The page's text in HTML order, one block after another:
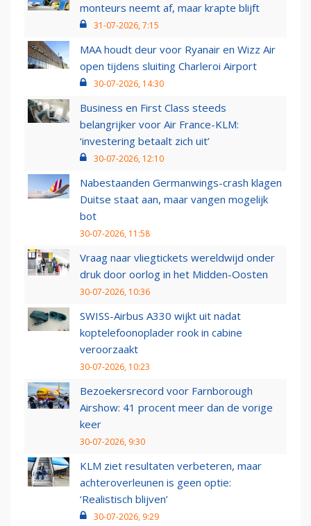
monteurs neemt af, maar krapte blijft
31-07-2026, 7:15
MAA houdt deur voor Ryanair en Wizz Air
open tijdens sluiting Charleroi Airport
30-07-2026, 14:30
Business en First Class steeds
belangrijker voor Air France-KLM:
‘investering betaalt zich uit’
30-07-2026, 12:10
Nabestaanden Germanwings-crash klagen
Duitse staat aan, maar vangen mogelijk
bot
30-07-2026, 11:58
Vraag naar vliegtickets wereldwijd onder
druk door oorlog in het Midden-Oosten
30-07-2026, 10:36
SWISS-Airbus A330 wijkt uit nadat
koptelefoonoplader rook in cabine
veroorzaakt
30-07-2026, 10:23
Bezoekersrecord voor Farnborough
Airshow: 41 procent meer dan de vorige
keer
30-07-2026, 9:30
KLM ziet resultaten verbeteren, maar
achteroverleunen is geen optie:
‘Realistisch blijven’
30-07-2026, 9:29